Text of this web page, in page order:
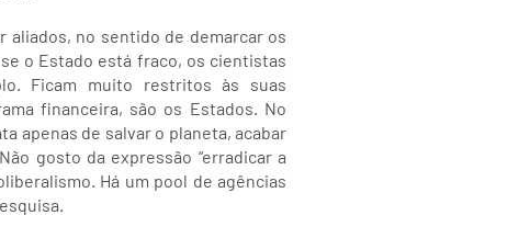
aliados, no sentido de demarcar os
o Estado está fraco, os cientistas
Ficam muito restritos às suas
financeira, são os Estados. No
apenas de salvar o planeta, acabar
gosto da expressão “erradicar a
Há um pool de agências